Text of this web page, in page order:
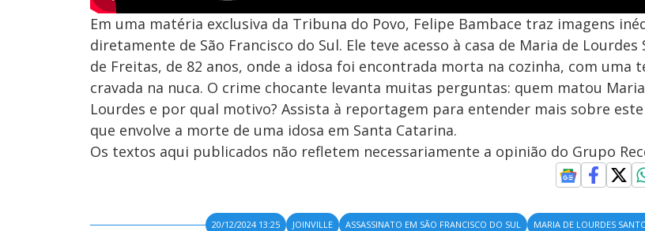
Em uma matéria exclusiva da Tribuna do Povo, Felipe Bambace traz imagens
diretamente de São Francisco do Sul. Ele teve acesso à casa de Maria de Lourdes
de Freitas, de 82 anos, onde a idosa foi encontrada morta na cozinha, com uma
cravada na nuca. O crime chocante levanta muitas perguntas: quem matou
Lourdes e por qual motivo? Assista à reportagem para entender mais sobre
que envolve a morte de uma idosa em Santa Catarina.
Os textos aqui publicados não refletem necessariamente a opinião do Grupo
20/12/2024 13:25 JOINVILLE ASSASSINATO EM SÃO FRANCISCO DO SUL
MARIA DE LOURDES